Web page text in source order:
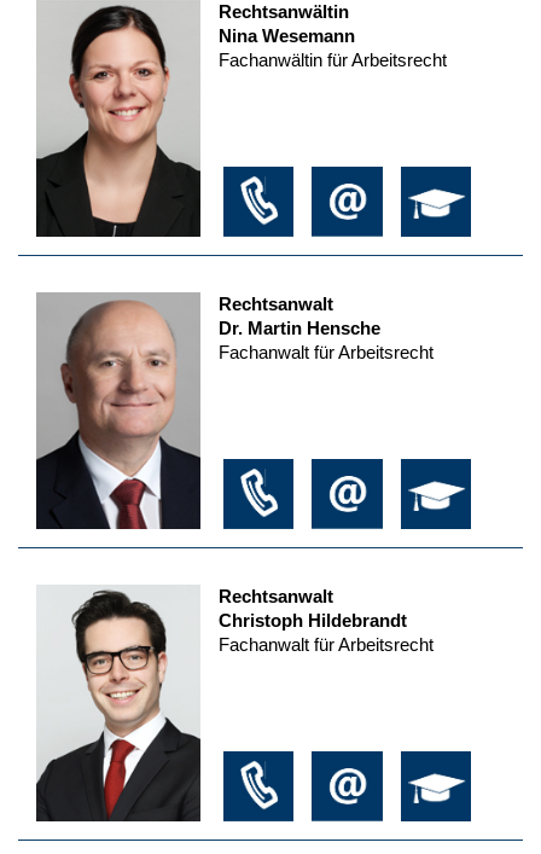
Rechtsanwältin
Nina Wesemann
Fachanwältin für Arbeitsrecht
Rechtsanwalt
Dr. Martin Hensche
Fachanwalt für Arbeitsrecht
Rechtsanwalt
Christoph Hildebrandt
Fachanwalt für Arbeitsrecht